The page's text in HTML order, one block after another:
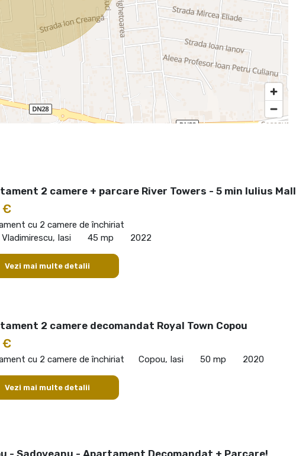
2 camere + parcare River Towers - 5 min Iulius Mall
€
cu 2 camere de închiriat
Iasi
45 mp 2022
Vezi mai multe detalii
2 camere decomandat Royal Town Copou
€
cu 2 camere de închiriat Copou, Iasi 50 mp 2020
Vezi mai multe detalii